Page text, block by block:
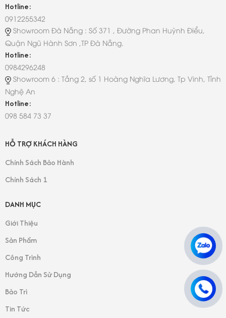
HỖ TRỢ KHÁCH HÀNG
Chính Sách Bảo Hành
Chính Sách 1
DANH MỤC
Giới Thiệu
Sản Phẩm
Công Trình
Hướng Dẫn Sử Dụng
Bảo Trì
Tin Tức
Hotline:
0912255342
Showroom Đà Nẵng : Số 371 , Đường Phan Huỳnh Điểu,
Quận Ngũ Hành Sơn ,TP Đà Nẵng.
Hotline:
0984296248
Showroom 6 : Tầng 2, số 1 Hoàng Nghĩa Lương, Tp Vinh, Tỉnh
Nghệ An
Hotline:
098 584 73 37